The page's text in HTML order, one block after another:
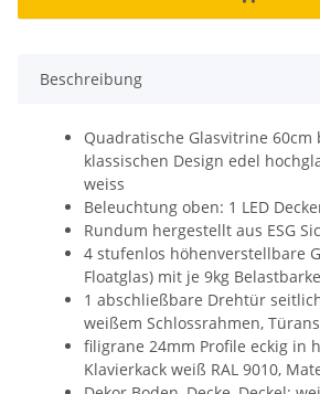
Beschreibung
Quadratische Glasvitrine 60cm
klassischen Design edel
weiss
Beleuchtung oben: 1 LED
Rundum hergestellt aus ESG
4 stufenlos höhenverstellbare
Floatglas) mit je 9kg
1 abschließbare Drehtür
weißem Schlossrahmen,
filigrane 24mm Profile eckig in
Klavierkack weiß RAL 9010,